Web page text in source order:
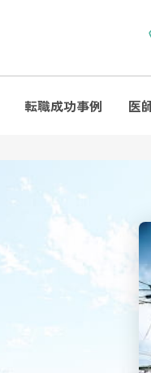
転職成功事例 医